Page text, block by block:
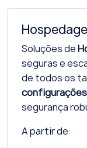
Soluções de
seguras e
de todos os
configurações
segurança
A partir de: